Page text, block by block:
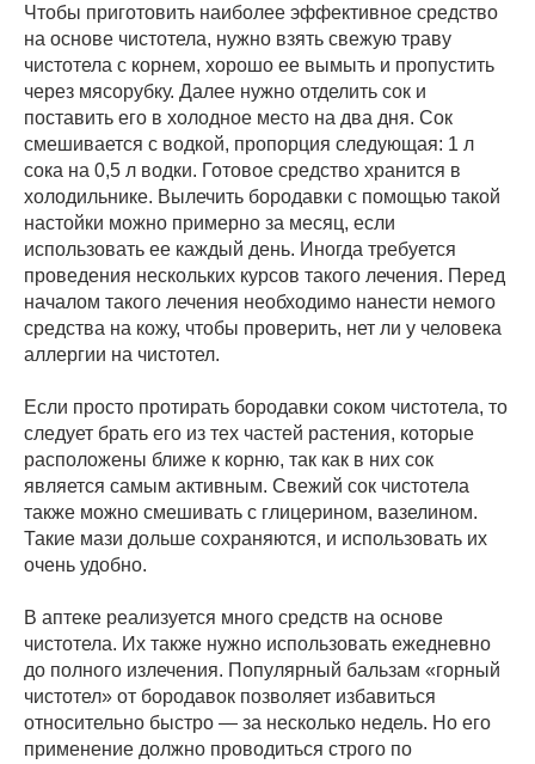
Чтобы приготовить наиболее эффективное средство
на основе чистотела, нужно взять свежую траву
чистотела с корнем, хорошо ее вымыть и пропустить
через мясорубку. Далее нужно отделить сок и
поставить его в холодное место на два дня. Сок
смешивается с водкой, пропорция следующая: 1 л
сока на 0,5 л водки. Готовое средство хранится в
холодильнике. Вылечить бородавки с помощью такой
настойки можно примерно за месяц, если
использовать ее каждый день. Иногда требуется
проведения нескольких курсов такого лечения. Перед
началом такого лечения необходимо нанести немого
средства на кожу, чтобы проверить, нет ли у человека
аллергии на чистотел.
Если просто протирать бородавки соком чистотела, то
следует брать его из тех частей растения, которые
расположены ближе к корню, так как в них сок
является самым активным. Свежий сок чистотела
также можно смешивать с глицерином, вазелином.
Такие мази дольше сохраняются, и использовать их
очень удобно.
В аптеке реализуется много средств на основе
чистотела. Их также нужно использовать ежедневно
до полного излечения. Популярный бальзам «горный
чистотел» от бородавок позволяет избавиться
относительно быстро — за несколько недель. Но его
применение должно проводиться строго по